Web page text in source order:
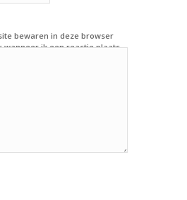
bewaren in deze browser
wanneer ik een reactie plaats.